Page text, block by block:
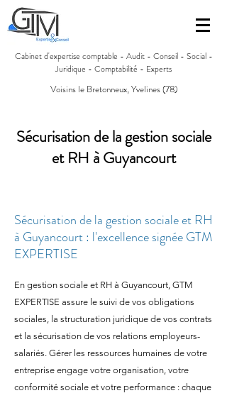
Cabinet d'expertise comptable - Audit - Conseil - Social -
Juridique - Comptabilité - Experts
Voisins le Bretonneux, Yvelines (78)
Sécurisation de la gestion sociale
et RH à Guyancourt
Sécurisation de la gestion sociale et RH
à Guyancourt : l'excellence signée GTM
EXPERTISE
En gestion sociale et RH à Guyancourt, GTM
EXPERTISE assure le suivi de vos obligations
sociales, la structuration juridique de vos contrats
et la sécurisation de vos relations employeurs-
salariés. Gérer les ressources humaines de votre
entreprise engage votre organisation, votre
conformité sociale et votre performance : chaque